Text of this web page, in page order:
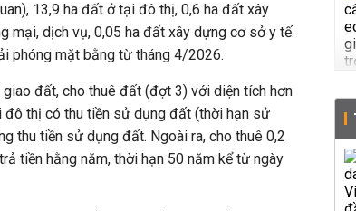
13,9 ha đất ở tại đô thị, 0,6 ha đất xây
mại, dịch vụ, 0,05 ha đất xây dựng cơ sở y tế.
phóng mặt bằng từ tháng 4/2026.
đất, cho thuê đất (đợt 3) với diện tích hơn
đô thị có thu tiền sử dụng đất (thời hạn sử
thu tiền sử dụng đất. Ngoài ra, cho thuê 0,2
tiền hằng năm, thời hạn 50 năm kể từ ngày